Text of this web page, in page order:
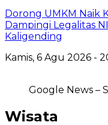
Dorong UMKM Naik
Dampingi Legalitas
Kaligending
Kamis, 6 Agu 2026 -
Google News –
Wisata